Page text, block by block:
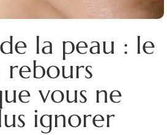
la peau : le
vous ne
ignorer